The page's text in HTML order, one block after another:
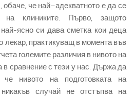
че най–адекватното е да се
на клиниките. Първо, защото
ясно си дава сметка кои деца
практикуващ в момента във
големите различия в нивото на
в сравнение с тези у нас. Държа да
нивото на подготовката на
случай не отстъпва на